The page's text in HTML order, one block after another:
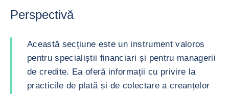
Perspectivă
Această secțiune este un instrument valoros
pentru specialiștii financiari și pentru managerii
de credite. Ea oferă informații cu privire la
practicile de plată și de colectare a creanțelor